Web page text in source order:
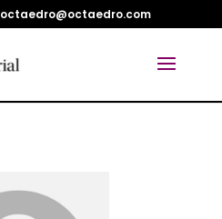
octaedro@octaedro.com